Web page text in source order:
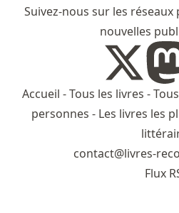
Suivez-nous sur les
nouvelles
Accueil -Tous les livres -
personnes - Les livres les
contact@livres-
Flux